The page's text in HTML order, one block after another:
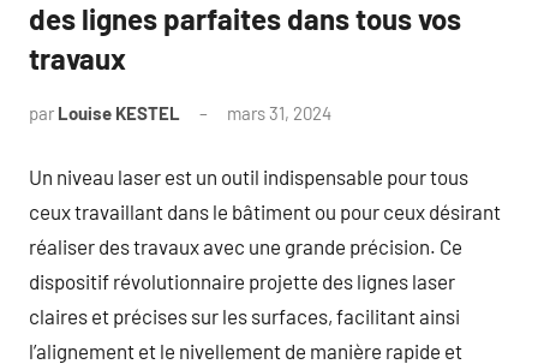
des lignes parfaites dans tous vos
travaux
par Louise KESTEL mars 31, 2024
Un niveau laser est un outil indispensable pour tous
ceux travaillant dans le bâtiment ou pour ceux désirant
réaliser des travaux avec une grande précision. Ce
dispositif révolutionnaire projette des lignes laser
claires et précises sur les surfaces, facilitant ainsi
l’alignement et le nivellement de manière rapide et